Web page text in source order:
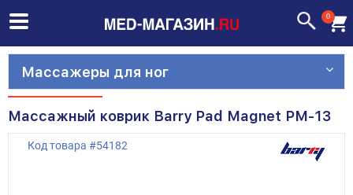
0
Массажеры для ног
Массажный коврик Barry Pad Magnet PM-13
Код товара #54182